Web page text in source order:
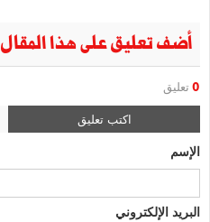
أضف تعليق على هذا المقال
0 تعليق
اكتب تعليق
الإسم
البريد الإلكتروني